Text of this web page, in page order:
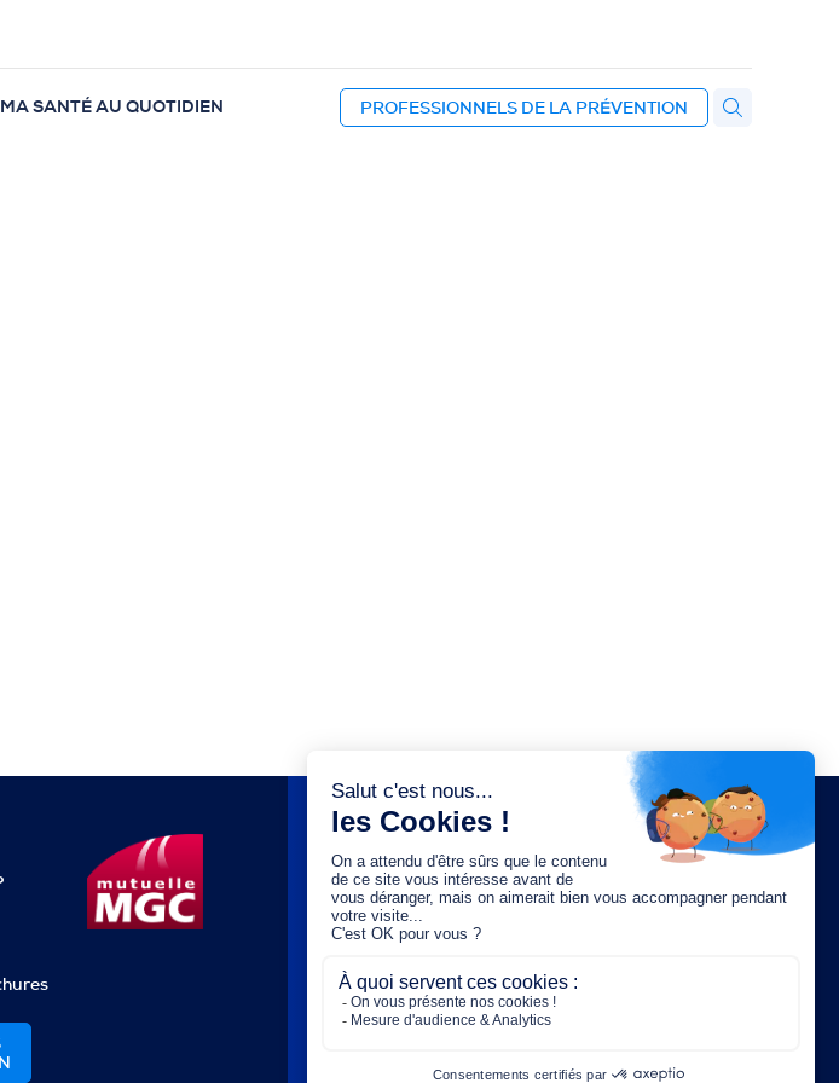
MA SANTÉ AU QUOTIDIEN PROFESSIONNELS DE LA PRÉVENTION
Saisissez votre adresse e-mail :
Rejoignez-nous :